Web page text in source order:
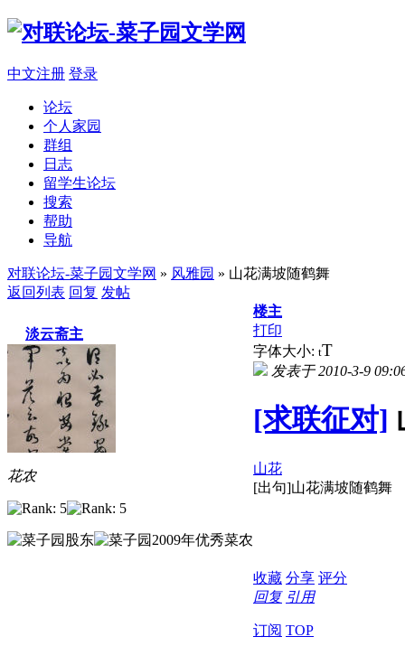
中文注册 登录
论坛
个人家园
群组
日志
留学生论坛
搜索
帮助
导航
对联论坛-菜子园文学网 » 风雅园 » 山花满坡随鹤舞
返回列表 回复 发帖
淡云斋主
花农
楼主
打印
字体大小: tT
发表于 2010-3-9
[求联征对]
山花
[出句]山花满坡随鹤舞
收藏 分享 评分
回复 引用
订阅 TOP